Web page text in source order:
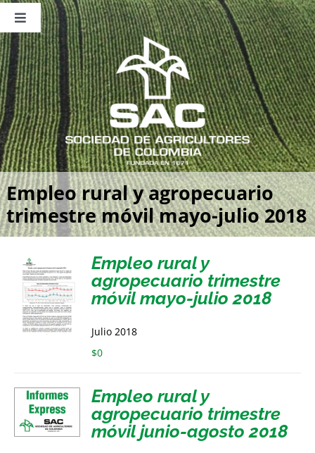
Saltar
contenido
Toggle
Navigation
Nosotros
Publicaciones
Sala de Prensa
Eventos
Empleo rural y agropecuario
trimestre móvil mayo-julio 2018
Empleo rural y
agropecuario trimestre
móvil mayo-julio 2018
Julio 2018
$0
Empleo rural y
agropecuario trimestre
móvil junio-agosto 2018